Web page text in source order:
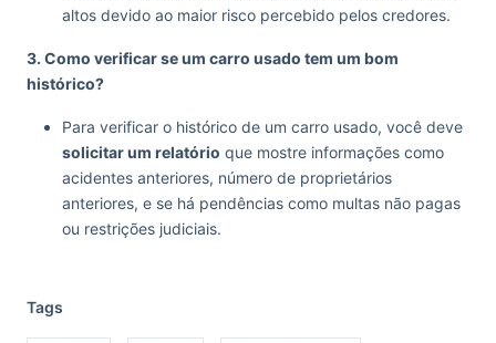
altos devido ao maior risco percebido pelos credores.
3. Como verificar se um carro usado tem um bom
histórico?
Para verificar o histórico de um carro usado, você deve
solicitar um relatório que mostre informações como
acidentes anteriores, número de proprietários
anteriores, e se há pendências como multas não pagas
ou restrições judiciais.
Tags